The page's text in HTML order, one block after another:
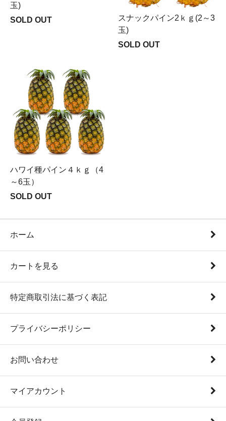
玉)
SOLD OUT
スナックパイン2ｋｇ(2～3
玉)
SOLD OUT
ハワイ種パイン４ｋｇ（4
～6玉）
SOLD OUT
ホーム
カートを見る
特定商取引法に基づく表記
プライバシーポリシー
お問い合わせ
マイアカウント